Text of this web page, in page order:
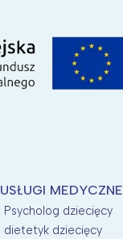
USŁUGI MEDYCZNE
Psycholog dziecięcy
dietetyk dziecięcy